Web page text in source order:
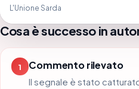
L'Unione Sarda
Cosa è successo in
1 Commento rilevato
Il segnale è stato